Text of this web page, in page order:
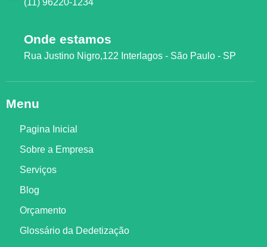
(11) 96220-1234
Onde estamos
Rua Justino Nigro,122 Interlagos - São Paulo - SP
Menu
Pagina Inicial
Sobre a Empresa
Serviços
Blog
Orçamento
Glossário da Dedetização